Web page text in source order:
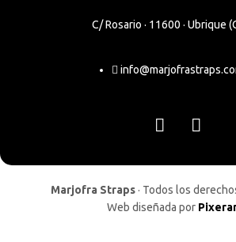
C/ Rosario · 11600 · Ubrique
Marjofra Straps · Todos los
Web diseñada por